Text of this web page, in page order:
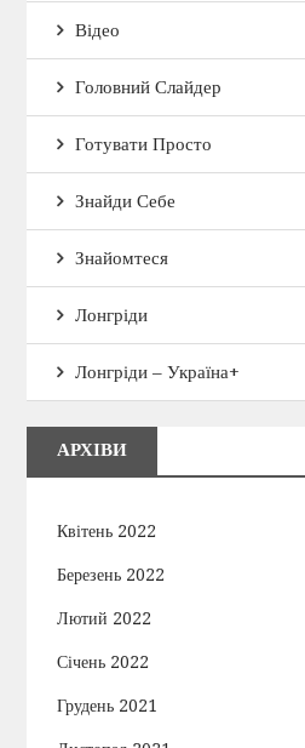
Відео
Головний Слайдер
Готувати Просто
Знайди Себе
Знайомтеся
Лонгріди
Лонгріди – Україна+
АРХІВИ
Квітень 2022
Березень 2022
Лютий 2022
Січень 2022
Грудень 2021